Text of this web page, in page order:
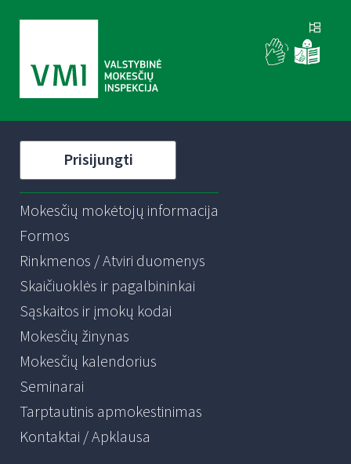
Prisijungti
Mokesčių mokėtojų informacija
Formos
Rinkmenos / Atviri duomenys
Skaičiuoklės ir pagalbininkai
Sąskaitos ir įmokų kodai
Mokesčių žinynas
Mokesčių kalendorius
Seminarai
Tarptautinis apmokestinimas
Kontaktai / Apklausa